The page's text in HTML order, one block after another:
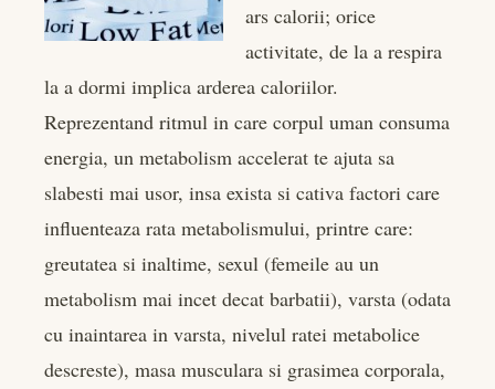
ars calorii; orice
activitate, de la a respira
la a dormi implica arderea caloriilor.
Reprezentand ritmul in care corpul uman consuma
energia, un metabolism accelerat te ajuta sa
slabesti mai usor, insa exista si cativa factori care
influenteaza rata metabolismului, printre care:
greutatea si inaltime, sexul (femeile au un
metabolism mai incet decat barbatii), varsta (odata
cu inaintarea in varsta, nivelul ratei metabolice
descreste), masa musculara si grasimea corporala,